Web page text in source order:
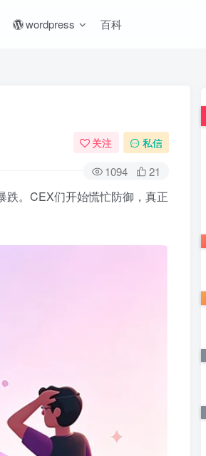
wordpress 百科
关注 私信
1094 21
跌。CEX们开始慌忙防御，真正